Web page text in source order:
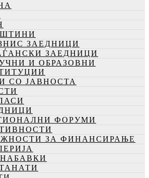
ЗАЕДНИЦИ
ЗАЕДНИЦИ
И ОБРАЗОВНИ
СО ЈАВНОСТА
ФОРУМИ
ЗА ФИНАНСИРАЊЕ